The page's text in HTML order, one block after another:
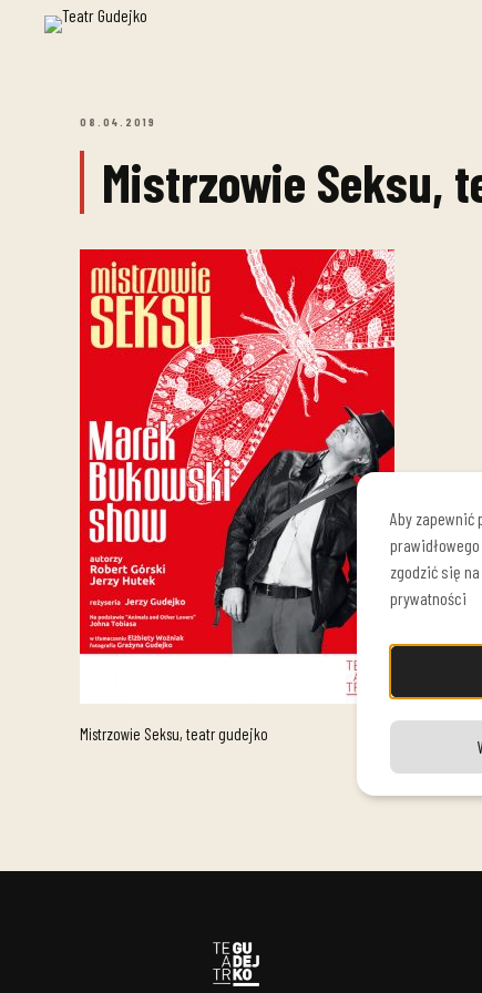
08.04.2019
Mistrzowie Seksu,
Mistrzowie Seksu, teatr gudejko
Aby
zgodzić się
prywatności